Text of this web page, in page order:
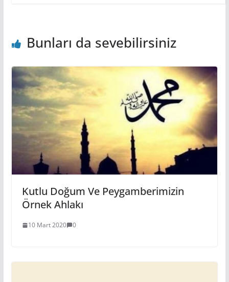
Bunları da sevebilirsiniz
Kutlu Doğum Ve Peygamberimizin
Örnek Ahlakı
10 Mart 2020 0